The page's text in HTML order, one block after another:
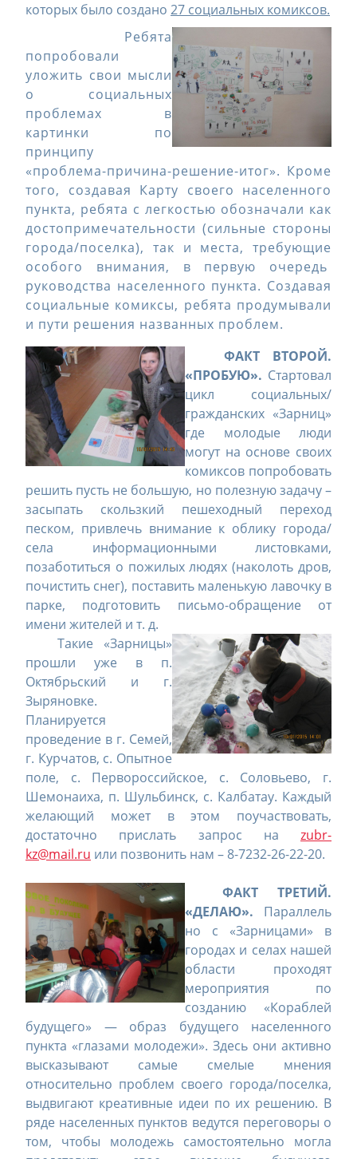
которых было создано 27 социальных комиксов.
Ребята
попробовали
уложить свои мысли
о социальных
проблемах в
картинки по
принципу
«проблема-причина-решение-итог». Кроме
того, создавая Карту своего населенного
пункта, ребята с легкостью обозначали как
достопримечательности (сильные стороны
города/поселка), так и места, требующие
особого внимания, в первую очередь
руководства населенного пункта. Создавая
социальные комиксы, ребята продумывали
и пути решения названных проблем.
ФАКТ ВТОРОЙ.
«ПРОБУЮ». Стартовал
цикл социальных/
гражданских «Зарниц»
где молодые люди
могут на основе своих
комиксов попробовать
решить пусть не большую, но полезную задачу –
засыпать скользкий пешеходный переход
песком, привлечь внимание к облику города/
села информационными листовками,
позаботиться о пожилых людях (наколоть дров,
почистить снег), поставить маленькую лавочку в
парке, подготовить письмо-обращение от
имени жителей и т. д.
Такие «Зарницы»
прошли уже в п.
Октябрьский и г.
Зыряновке.
Планируется
проведение в г. Семей,
г. Курчатов, с. Опытное
поле, с. Первороссийское, с. Соловьево, г.
Шемонаиха, п. Шульбинск, с. Калбатау. Каждый
желающий может в этом поучаствовать,
достаточно прислать запрос на zubr-
kz@mail.ru или позвонить нам – 8-7232-26-22-20.
ФАКТ ТРЕТИЙ.
«ДЕЛАЮ». Параллель
но с «Зарницами» в
городах и селах нашей
области проходят
мероприятия по
созданию «Кораблей
будущего» — образ будущего населенного
пункта «глазами молодежи». Здесь они активно
высказывают самые смелые мнения
относительно проблем своего города/поселка,
выдвигают креативные идеи по их решению. В
ряде населенных пунктов ведутся переговоры о
том, чтобы молодежь самостоятельно могла